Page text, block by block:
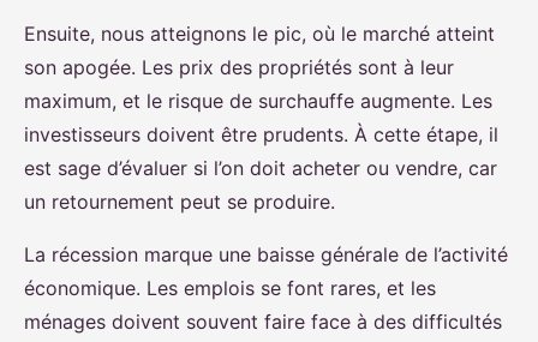
Ensuite, nous atteignons le pic, où le marché atteint
son apogée. Les prix des propriétés sont à leur
maximum, et le risque de surchauffe augmente. Les
investisseurs doivent être prudents. À cette étape, il
est sage d’évaluer si l’on doit acheter ou vendre, car
un retournement peut se produire.
La récession marque une baisse générale de l’activité
économique. Les emplois se font rares, et les
ménages doivent souvent faire face à des difficultés